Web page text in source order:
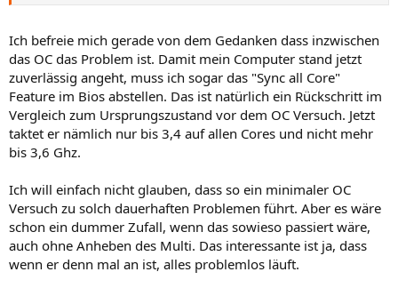
Ich befreie mich gerade von dem Gedanken dass inzwischen
das OC das Problem ist. Damit mein Computer stand jetzt
zuverlässig angeht, muss ich sogar das "Sync all Core"
Feature im Bios abstellen. Das ist natürlich ein Rückschritt im
Vergleich zum Ursprungszustand vor dem OC Versuch. Jetzt
taktet er nämlich nur bis 3,4 auf allen Cores und nicht mehr
bis 3,6 Ghz.
Ich will einfach nicht glauben, dass so ein minimaler OC
Versuch zu solch dauerhaften Problemen führt. Aber es wäre
schon ein dummer Zufall, wenn das sowieso passiert wäre,
auch ohne Anheben des Multi. Das interessante ist ja, dass
wenn er denn mal an ist, alles problemlos läuft.